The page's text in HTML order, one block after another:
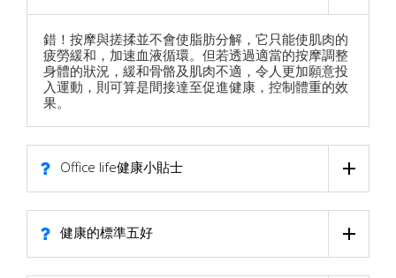
錯！按摩與搓揉並不會使脂肪分解，它只能使肌肉的
疲勞緩和，加速血液循環。但若透過適當的按摩調整
身體的狀況，緩和骨骼及肌肉不適，令人更加願意投
入運動，則可算是間接達至促進健康，控制體重的效
果。
Office life健康小貼士
健康的標準五好